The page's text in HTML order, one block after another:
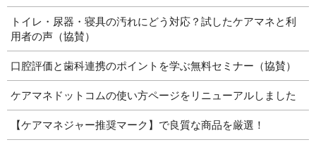
トイレ・尿器・寝具の汚れにどう対応？試したケアマネと利
用者の声（協賛）
口腔評価と歯科連携のポイントを学ぶ無料セミナー（協賛）
ケアマネドットコムの使い方ページをリニューアルしました
【ケアマネジャー推奨マーク】で良質な商品を厳選！